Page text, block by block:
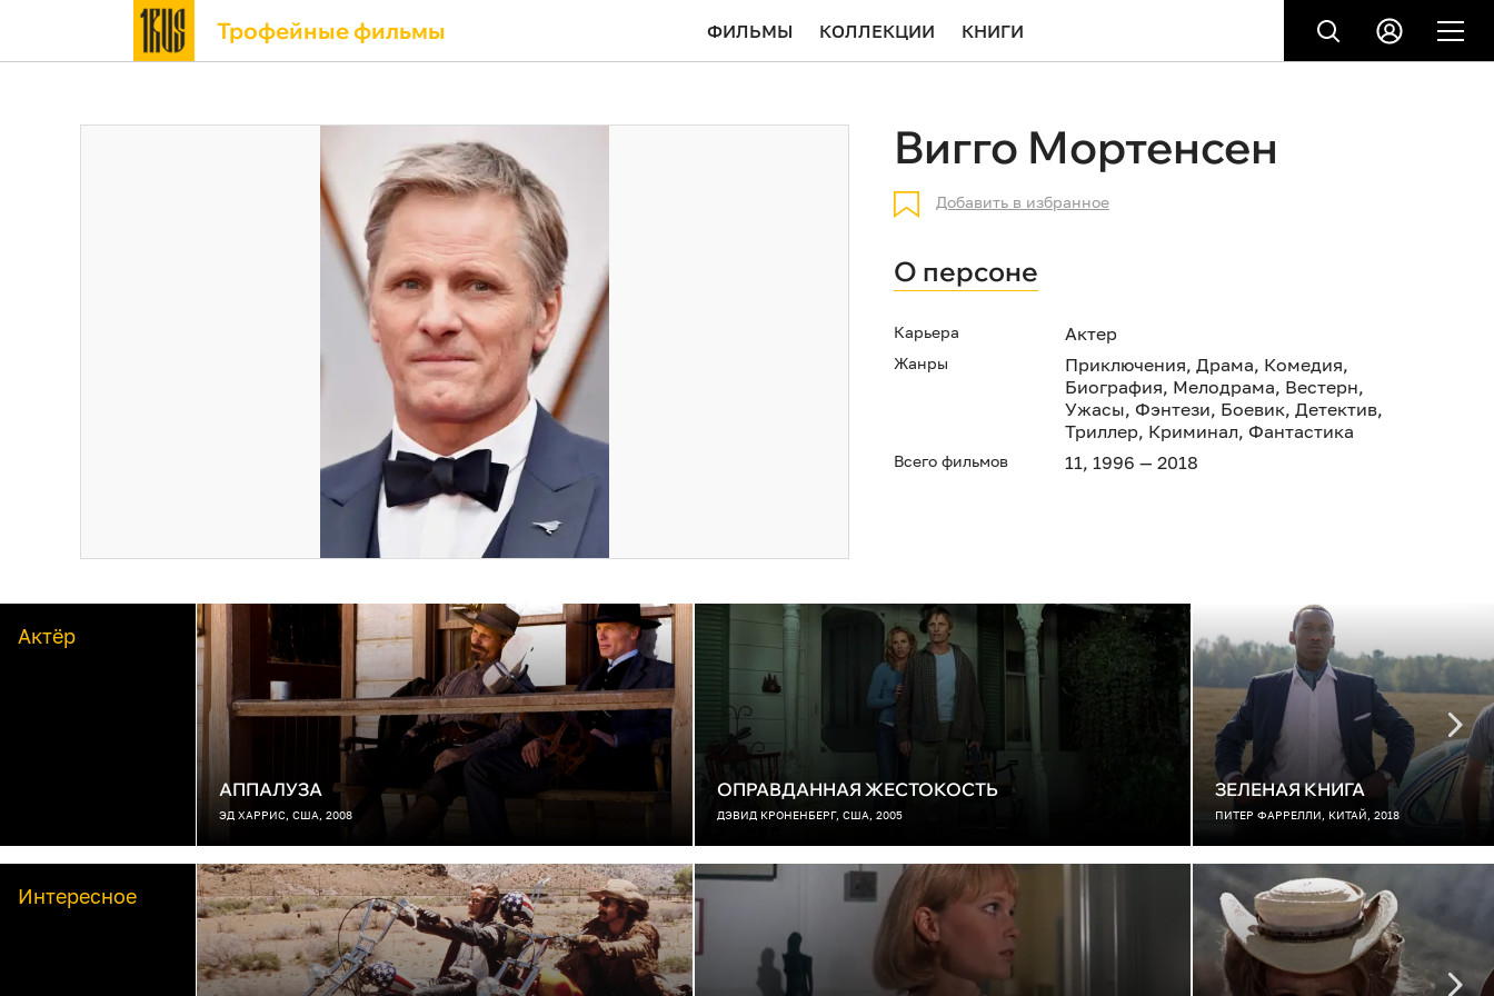
Трофейные фильмы ФИЛЬМЫ КОЛЛЕКЦИИ КНИГИ
Вигго Мортенсен
Добавить в избранное
О персоне
Карьера Актер
Жанры Приключения, Драма, Комедия,
Биография, Мелодрама, Вестерн,
Ужасы, Фэнтези, Боевик, Детектив,
Триллер, Криминал, Фантастика
Всего фильмов 11, 1996 — 2018
Актёр
АППАЛУЗА
ЭД ХАРРИС, США, 2008
ОПРАВДАННАЯ ЖЕСТОКОСТЬ
ДЭВИД КРОНЕНБЕРГ, США, 2005
ЗЕЛЕНАЯ КНИГА
ПИТЕР ФАРРЕЛЛИ, КИТАЙ, 2018
Интересное